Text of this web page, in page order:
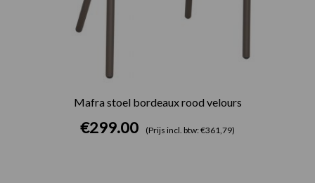
Mafra stoel bordeaux rood velours
€299.00 (Prijs incl. btw: €361,79)